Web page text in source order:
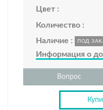
Цвет :
Количество :
Наличие :
ПОД
Информация о
Вопрос